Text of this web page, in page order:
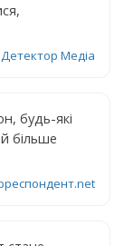
Детектор Медіа
будь-які
більше